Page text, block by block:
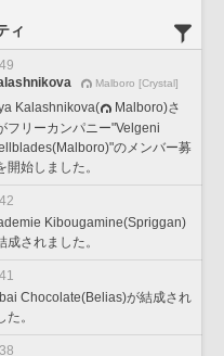
ィ
Malboro [Crystal]
Kalashnikova(
Malboro)さ
フリーカンパニー"Velgeni
のメンバー募
開始しました。
Kibougamine(Spriggan)
成されました。
Chocolate(Belias)が結成され
た。